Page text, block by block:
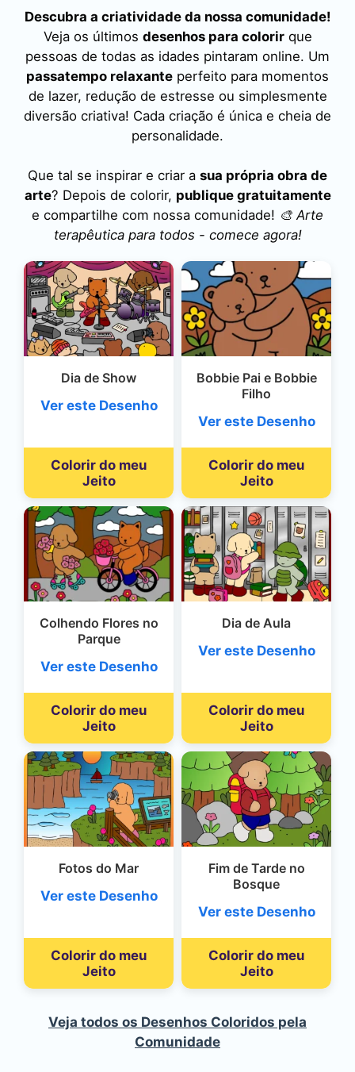
Descubra a criatividade da nossa comunidade!
Veja os últimos desenhos para colorirque
pessoas de todas as idades pintaram online. Um
passatempo relaxante perfeito para momentos
de lazer, redução de estresse ou simplesmente
diversão criativa! Cada criação é única e cheia de
personalidade.
Que tal se inspirar e criar a sua própria obra de
arte? Depois de colorir, publique gratuitamente
e compartilhe com nossa comunidade! 🎨 Arte
terapêutica para todos - comece agora!
Dia de Show
Ver este Desenho
Colorir do meu
Jeito
Bobbie Pai e Bobbie
Filho
Ver este Desenho
Colorir do meu
Jeito
Colhendo Flores no
Parque
Ver este Desenho
Colorir do meu
Jeito
Dia de Aula
Ver este Desenho
Colorir do meu
Jeito
Fotos do Mar
Ver este Desenho
Colorir do meu
Jeito
Fim de Tarde no
Bosque
Ver este Desenho
Colorir do meu
Jeito
Veja todos os Desenhos Coloridos pela
Comunidade